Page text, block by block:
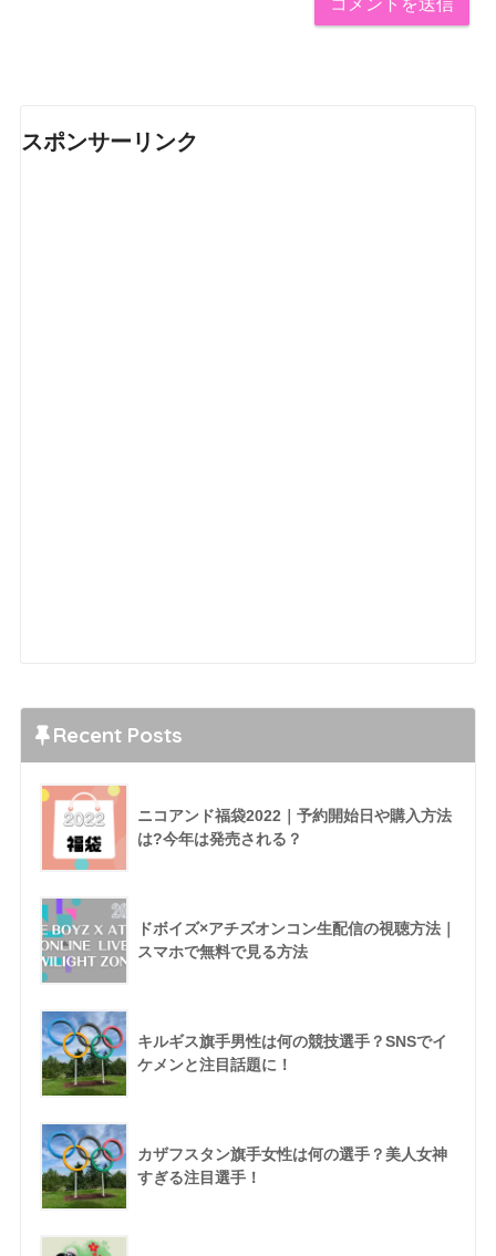
スポンサーリンク
Recent Posts
ニコアンド福袋2022｜予約開始日や購入方法
は?今年は発売される？
ドボイズ×アチズオンコン生配信の視聴方法｜
スマホで無料で見る方法
キルギス旗手男性は何の競技選手？SNSでイ
ケメンと注目話題に！
カザフスタン旗手女性は何の選手？美人女神
すぎる注目選手！